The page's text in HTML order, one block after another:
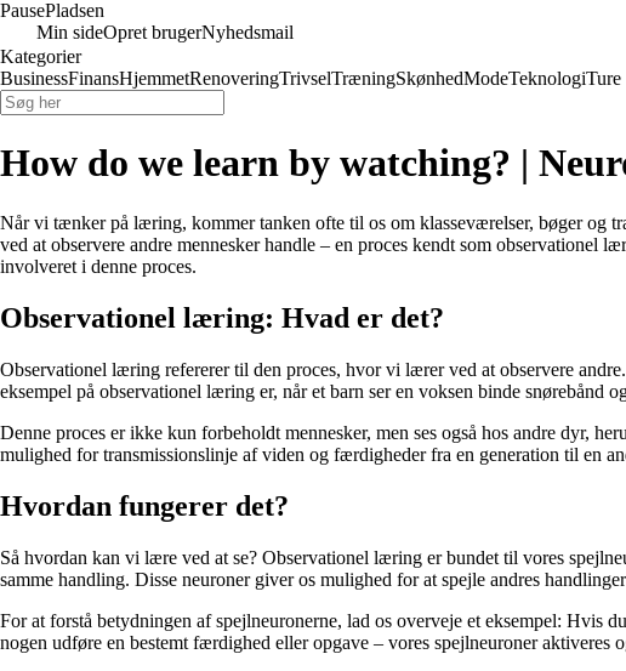
PausePladsen
Min sideOpret brugerNyhedsmail
Kategorier
BusinessFinansHjemmetRenoveringTrivselTræningSkønhedModeTeknologiTure
How do we learn by watching? |
Når vi tænker på læring, kommer tanken ofte til os om klasseværelser, bøger og
ved at observere andre mennesker handle – en proces kendt som
involveret i denne proces.
Observationel læring: Hvad er det?
Observationel læring refererer til den proces, hvor vi lærer ved at observere
eksempel på observationel læring er, når et barn ser en voksen binde snørebånd
Denne proces er ikke kun forbeholdt mennesker, men ses også hos andre dyr,
mulighed for transmissionslinje af viden og færdigheder fra en generation til en
Hvordan fungerer det?
Så hvordan kan vi lære ved at se? Observationel læring er bundet til vores
samme handling. Disse neuroner giver os mulighed for at spejle andres
For at forstå betydningen af spejlneuronerne, lad os overveje et eksempel: Hvis
nogen udføre en bestemt færdighed eller opgave – vores spejlneuroner